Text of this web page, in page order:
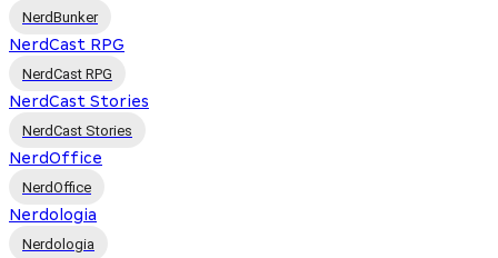
NerdBunker
NerdCast RPG
NerdCast RPG
NerdCast Stories
NerdCast Stories
NerdOffice
NerdOffice
Nerdologia
Nerdologia